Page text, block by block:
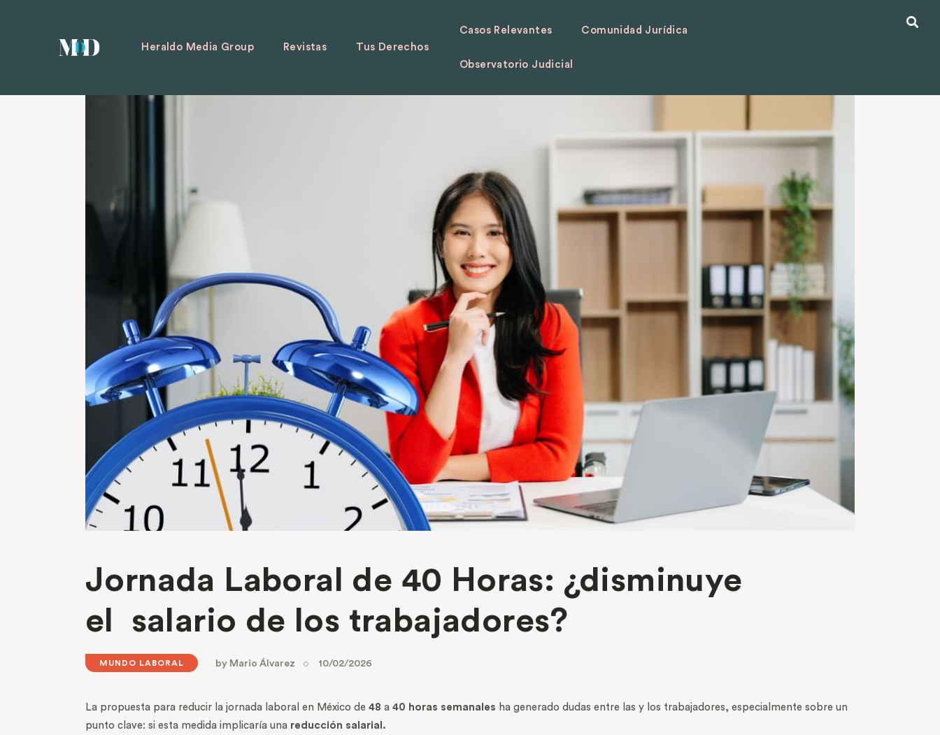
Heraldo Media Group Revistas Tus Derechos
Casos Relevantes Comunidad Jurídica
Observatorio Judicial
Jornada Laboral de 40 Horas: ¿disminuye
el salario de los trabajadores?
MUNDO LABORAL by Mario Álvarez 10/02/2026
La propuesta para reducir la jornada laboral en México de 48 a 40 horas semanales ha generado dudas entre las y los trabajadores, especialmente sobre un
punto clave: si esta medida implicaría una reducción salarial.